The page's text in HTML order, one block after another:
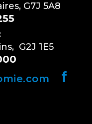
G7J 5A8
G2J 1E5
f